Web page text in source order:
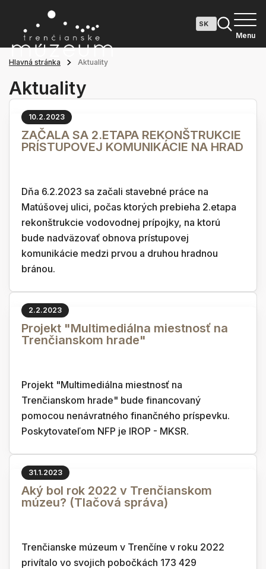
Menu
Hlavná stránka Aktuality
Aktuality
10.2.2023
ZAČALA SA 2.ETAPA REKONŠTRUKCIE
PRÍSTUPOVEJ KOMUNIKÁCIE NA HRAD
Dňa 6.2.2023 sa začali stavebné práce na
Matúšovej ulici, počas ktorých prebieha 2.etapa
rekonštrukcie vodovodnej prípojky, na ktorú
bude nadväzovať obnova prístupovej
komunikácie medzi prvou a druhou hradnou
bránou.
2.2.2023
Projekt "Multimediálna miestnosť na
Trenčianskom hrade"
Projekt "Multimediálna miestnosť na
Trenčianskom hrade" bude financovaný
pomocou nenávratného finančného príspevku.
Poskytovateľom NFP je IROP - MKSR.
31.1.2023
Aký bol rok 2022 v Trenčianskom
múzeu? (Tlačová správa)
Trenčianske múzeum v Trenčíne v roku 2022
privítalo vo svojich pobočkách 173 429